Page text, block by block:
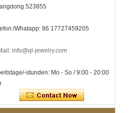
schwarzem Zirkonoxid-
316L-Doppeldruck-
Faltschließe, eingebettetes
Germaniumstein-Therapie-
Damenarmband aus
zertifiziertes
Feingliederarmband mit
523855
Whatapp: 86 17727459205
info@ql-jewelry.com
stunden: Mo - So / 9:00 - 20:00